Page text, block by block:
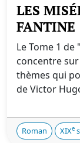
LES
FANTINE
Le Tome 1
concentre
thèmes qui
de Victor
Roman XIXe